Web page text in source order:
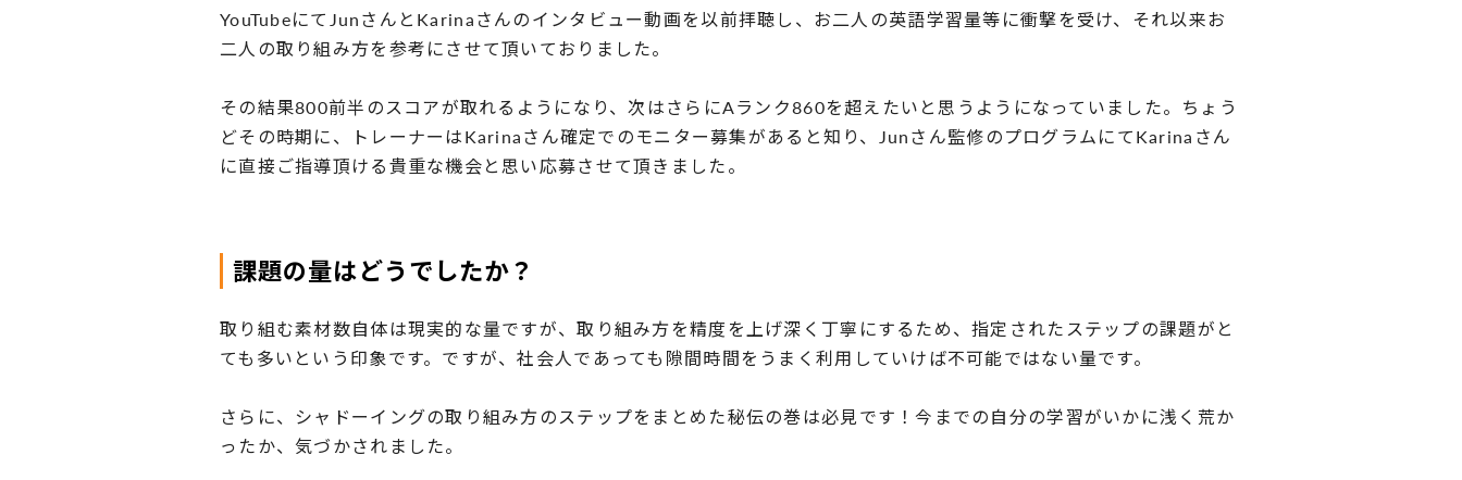
YouTubeにてJunさんとKarinaさんのインタビュー動画を以前拝聴し、お二人の英語学習量等に衝撃を受け、それ以来お
二人の取り組み方を参考にさせて頂いておりました。
その結果800前半のスコアが取れるようになり、次はさらにAランク860を超えたいと思うようになっていました。ちょう
どその時期に、トレーナーはKarinaさん確定でのモニター募集があると知り、​Junさん監修のプログラムにてKarinaさん
に直接ご指導頂ける貴重な機会と思い応募させて頂きました。
課題の量はどうでしたか？
取り組む素材数自体は現実的な量ですが、取り組み方を精度を上げ深く丁寧にするため、指定されたステップの課題がと
ても多いという印象です。ですが、社会人であっても隙間時間をうまく利用していけば不可能ではない量です。
さらに、シャドーイングの取り組み方のステップをまとめた秘伝の巻は必見です！今までの自分の学習がいかに浅く荒か
ったか、気づかされました。